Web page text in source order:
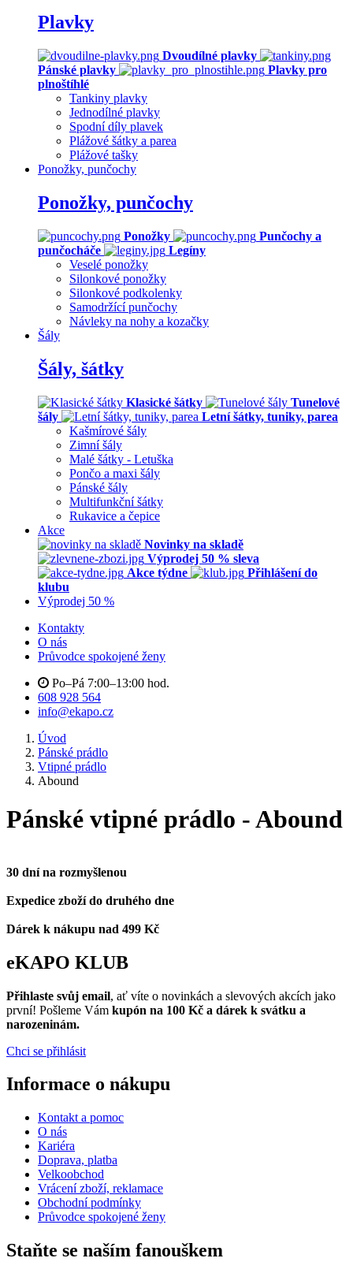
Plavky
Dvoudílné plavky
Pánské plavky
Plavky pro
plnoštíhlé
Tankiny plavky
Jednodílné plavky
Spodní díly plavek
Plážové šátky a parea
Plážové tašky
Ponožky, punčochy
Ponožky, punčochy
Ponožky
Punčochy a
punčocháče
Legíny
Veselé ponožky
Silonkové ponožky
Silonkové podkolenky
Samodržící punčochy
Návleky na nohy a kozačky
Šály
Šály, šátky
Klasické šátky
Tunelové
šály
Letní šátky, tuniky, parea
Kašmírové šály
Zimní šály
Malé šátky - Letuška
Pončo a maxi šály
Pánské šály
Multifunkční šátky
Rukavice a čepice
Akce
Novinky na skladě
Výprodej 50 % sleva
Akce týdne
Přihlášení do
klubu
Výprodej 50 %
Kontakty
O nás
Průvodce spokojené ženy
Po–Pá 7:00–13:00 hod.
608 928 564
info@ekapo.cz
Úvod
Pánské prádlo
Vtipné prádlo
Abound
Pánské vtipné prádlo - Abound
30 dní na rozmyšlenou
Expedice zboží do druhého dne
Dárek k nákupu nad 499 Kč
eKAPO KLUB
Přihlaste svůj email, ať víte o novinkách a slevových akcích jako
první! Pošleme Vám kupón na 100 Kč a dárek k svátku a
narozeninám.
Chci se přihlásit
Informace o nákupu
Kontakt a pomoc
O nás
Kariéra
Doprava, platba
Velkoobchod
Vrácení zboží, reklamace
Obchodní podmínky
Průvodce spokojené ženy
Staňte se naším fanouškem